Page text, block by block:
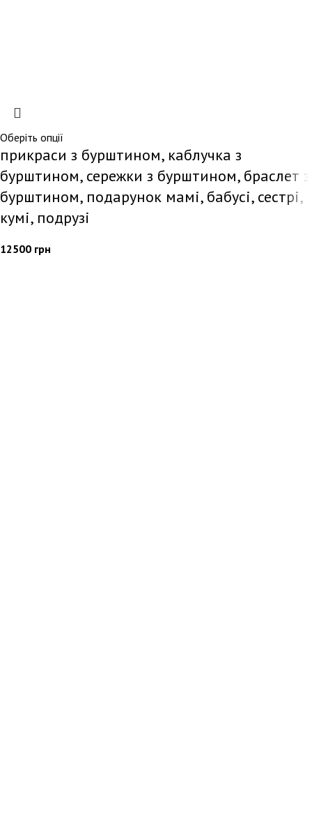
Оберіть опції
прикраси з бурштином, каблучка з
бурштином, сережки з бурштином, браслет з
бурштином, подарунок мамі, бабусі, сестрі,
кумі, подрузі
12500 грн